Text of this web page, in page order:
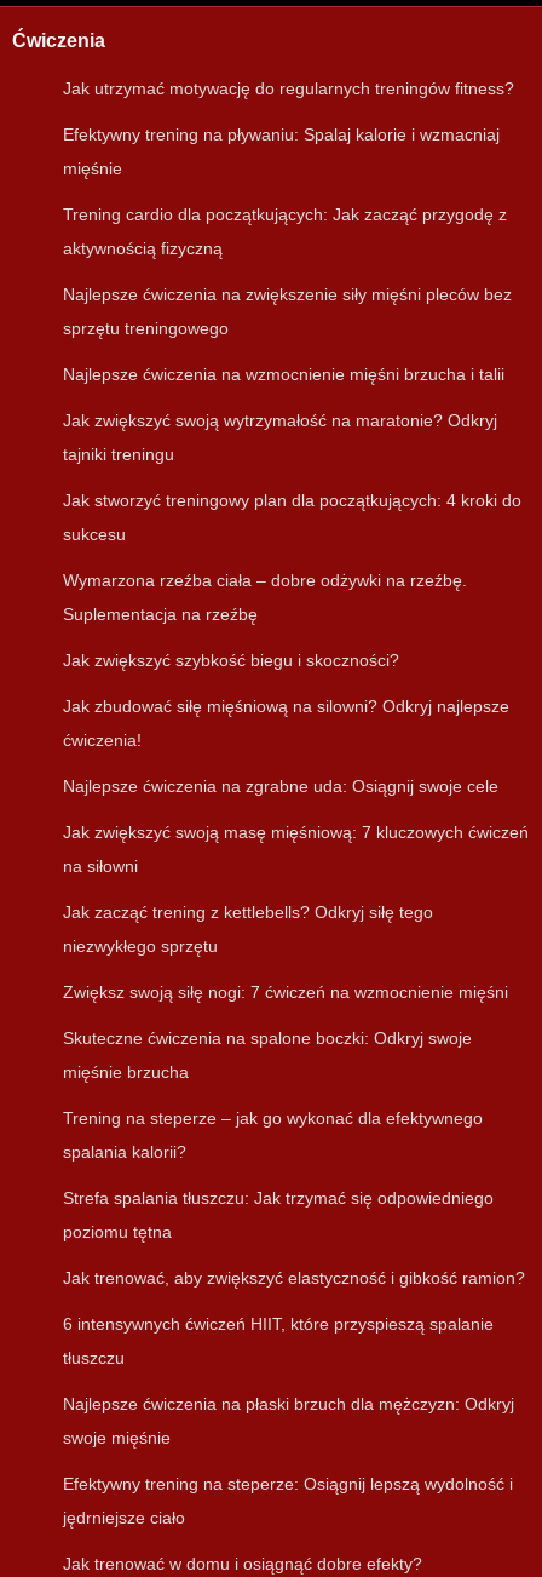
Ćwiczenia
Jak utrzymać motywację do regularnych treningów fitness?
Efektywny trening na pływaniu: Spalaj kalorie i wzmacniaj
mięśnie
Trening cardio dla początkujących: Jak zacząć przygodę z
aktywnością fizyczną
Najlepsze ćwiczenia na zwiększenie siły mięśni pleców bez
sprzętu treningowego
Najlepsze ćwiczenia na wzmocnienie mięśni brzucha i talii
Jak zwiększyć swoją wytrzymałość na maratonie? Odkryj
tajniki treningu
Jak stworzyć treningowy plan dla początkujących: 4 kroki do
sukcesu
Wymarzona rzeźba ciała – dobre odżywki na rzeźbę.
Suplementacja na rzeźbę
Jak zwiększyć szybkość biegu i skoczności?
Jak zbudować siłę mięśniową na silowni? Odkryj najlepsze
ćwiczenia!
Najlepsze ćwiczenia na zgrabne uda: Osiągnij swoje cele
Jak zwiększyć swoją masę mięśniową: 7 kluczowych ćwiczeń
na siłowni
Jak zacząć trening z kettlebells? Odkryj siłę tego
niezwykłego sprzętu
Zwiększ swoją siłę nogi: 7 ćwiczeń na wzmocnienie mięśni
Skuteczne ćwiczenia na spalone boczki: Odkryj swoje
mięśnie brzucha
Trening na steperze – jak go wykonać dla efektywnego
spalania kalorii?
Strefa spalania tłuszczu: Jak trzymać się odpowiedniego
poziomu tętna
Jak trenować, aby zwiększyć elastyczność i gibkość ramion?
6 intensywnych ćwiczeń HIIT, które przyspieszą spalanie
tłuszczu
Najlepsze ćwiczenia na płaski brzuch dla mężczyzn: Odkryj
swoje mięśnie
Efektywny trening na steperze: Osiągnij lepszą wydolność i
jędrniejsze ciało
Jak trenować w domu i osiągnąć dobre efekty?